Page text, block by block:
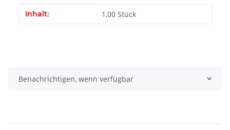
Produkteigenschaft
Wert
Inhalt: 1,00 Stück
Benachrichtigen, wenn verfügbar